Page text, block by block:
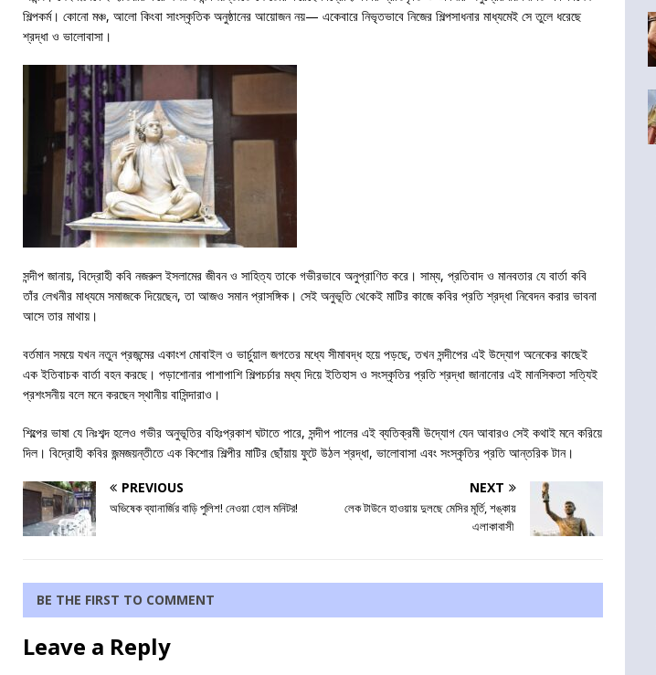
শিল্পকর্ম। কোনো মঞ্চ, আলো কিংবা সাংস্কৃতিক অনুষ্ঠানের আয়োজন নয়— একেবারে নিভৃতভাবে নিজের শিল্পসাধনার মাধ্যমেই সে তুলে ধরেছে
শ্রদ্ধা ও ভালোবাসা।
সন্দীপ জানায়, বিদ্রোহী কবি নজরুল ইসলামের জীবন ও সাহিত্য তাকে গভীরভাবে অনুপ্রাণিত করে। সাম্য, প্রতিবাদ ও মানবতার যে বার্তা কবি
তাঁর লেখনীর মাধ্যমে সমাজকে দিয়েছেন, তা আজও সমান প্রাসঙ্গিক। সেই অনুভূতি থেকেই মাটির কাজে কবির প্রতি শ্রদ্ধা নিবেদন করার ভাবনা
আসে তার মাথায়।
বর্তমান সময়ে যখন নতুন প্রজন্মের একাংশ মোবাইল ও ভার্চুয়াল জগতের মধ্যে সীমাবদ্ধ হয়ে পড়ছে, তখন সন্দীপের এই উদ্যোগ অনেকের কাছেই
এক ইতিবাচক বার্তা বহন করছে। পড়াশোনার পাশাপাশি শিল্পচর্চার মধ্য দিয়ে ইতিহাস ও সংস্কৃতির প্রতি শ্রদ্ধা জানানোর এই মানসিকতা সত্যিই
প্রশংসনীয় বলে মনে করছেন স্থানীয় বাসিন্দারাও।
শিল্পের ভাষা যে নিঃশব্দ হলেও গভীর অনুভূতির বহিঃপ্রকাশ ঘটাতে পারে, সন্দীপ পালের এই ব্যতিক্রমী উদ্যোগ যেন আবারও সেই কথাই মনে করিয়ে
দিল। বিদ্রোহী কবির জন্মজয়ন্তীতে এক কিশোর শিল্পীর মাটির ছোঁয়ায় ফুটে উঠল শ্রদ্ধা, ভালোবাসা এবং সংস্কৃতির প্রতি আন্তরিক টান।
PREVIOUS
অভিষেক ব্যানার্জির বাড়ি পুলিশ! নেওয়া হোল মনিটর!
NEXT
লেক টাউনে হাওয়ায় দুলছে মেসির মূর্তি, শঙ্কায়
এলাকাবাসী
BE THE FIRST TO COMMENT
Leave a Reply